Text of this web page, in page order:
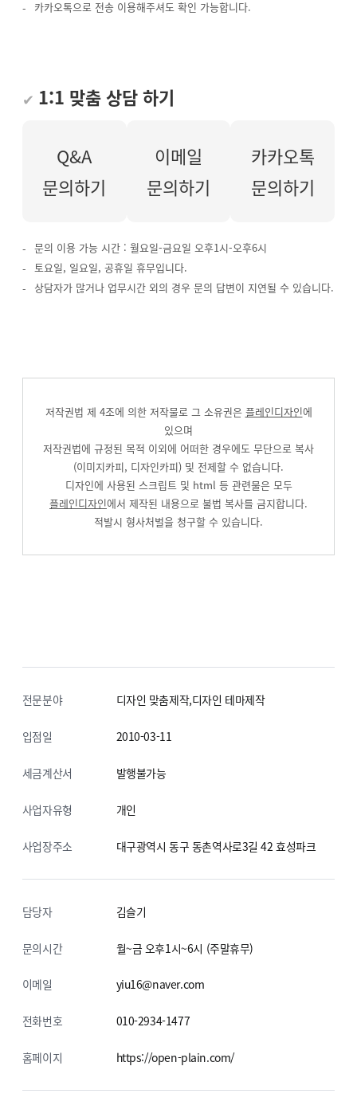
카카오톡으로 전송 이용해주셔도 확인 가능합니다.
1:1 맞춤 상담 하기
Q&A
문의하기
이메일
문의하기
카카오톡
문의하기
문의 이용 가능 시간 : 월요일-금요일 오후1시-오후6시
토요일, 일요일, 공휴일 휴무입니다.
상담자가 많거나 업무시간 외의 경우 문의 답변이 지연될 수 있습니다.
저작권법 제 4조에 의한 저작물로 그 소유권은 플레인디자인에
있으며
저작권법에 규정된 목적 이외에 어떠한 경우에도 무단으로 복사
(이미지카피, 디자인카피) 및 전제할 수 없습니다.
디자인에 사용된 스크립트 및 html 등 관련물은 모두
플레인디자인에서 제작된 내용으로 불법 복사를 금지합니다.
적발시 형사처벌을 청구할 수 있습니다.
전문분야 디자인 맞춤제작,디자인 테마제작
입점일 2010-03-11
세금계산서 발행불가능
사업자유형 개인
사업장주소 대구광역시 동구 동촌역사로3길 42 효성파크
담당자 김슬기
문의시간 월~금 오후1시~6시 (주말휴무)
이메일 yiu16@naver.com
전화번호 010-2934-1477
홈페이지 https://open-plain.com/